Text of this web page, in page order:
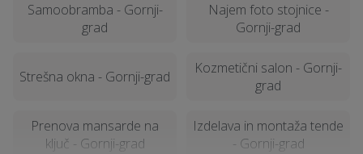
Samoobramba - Gornji-
grad
Najem foto stojnice -
Gornji-grad
Strešna okna - Gornji-grad
Kozmetični salon - Gornji-
grad
Prenova mansarde na
ključ - Gornji-grad
Izdelava in montaža tende
- Gornji-grad